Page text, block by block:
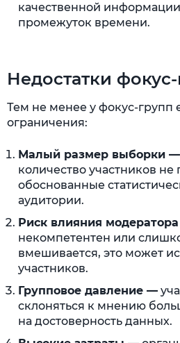
качественной
промежуток времени.
Недостатки
Тем не менее у фокус-групп
ограничения:
Малый размер выборки —
количество участников не
обоснованные
аудитории.
Риск влияния
некомпетентен или
вмешивается, это может
участников.
Групповое давление —
склоняться к мнению
на достоверность данных.